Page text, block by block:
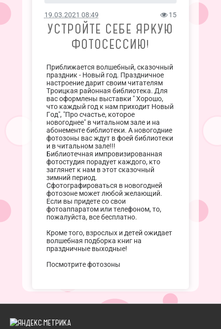
19.03.2021 08:49 15
УСТРОЙТЕ СЕБЕ ЯРКУЮ
ФОТОСЕССИЮ!
Приближается волшебный, сказочный
праздник - Новый год. Праздничное
настроение дарит своим читателям
Троицкая районная библиотека. Для
вас оформлены выставки " Хорошо,
что каждый год к нам приходит Новый
Год", "Про счастье, которое
новогоднее" в читальном зале и на
абонементе библиотеки. А новогодние
фотозоны вас ждут в фоей библиотеки
и в читальном зале!!!
Библиотечная импровизированная
фотостудия порадует каждого, кто
заглянет к нам в этот сказочный
зимний период.
Сфотографироваться в новогодней
фотозоне может любой желающий.
Если вы придете со свои
фотоаппаратом или телефоном, то,
пожалуйста, все бесплатно.
Кроме того, взрослых и детей ожидает
волшебная подборка книг на
праздничные выходные!
Посмотрите фотозоны